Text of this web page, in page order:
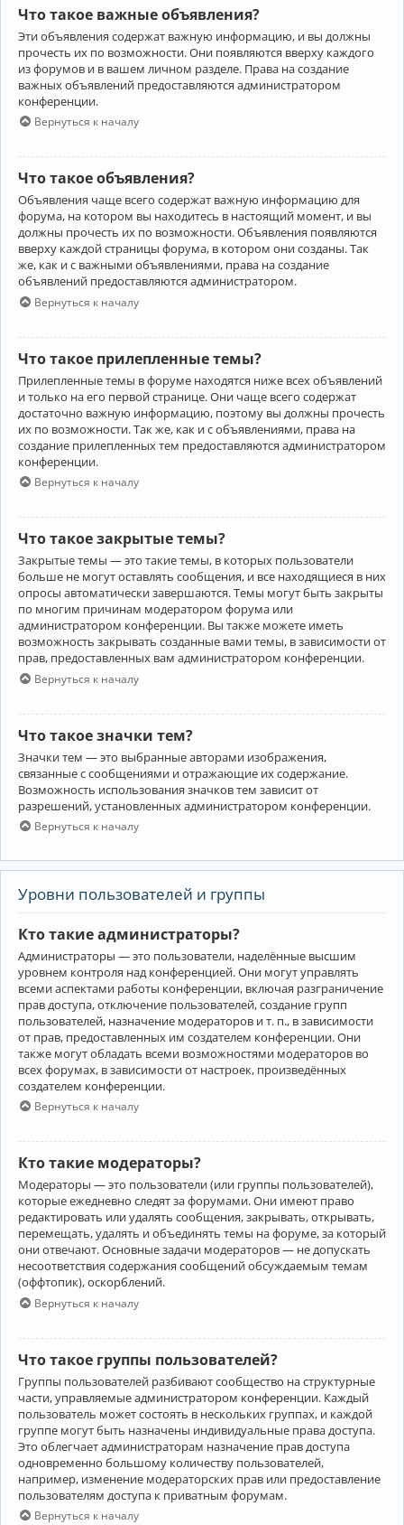
Что такое важные объявления?
Эти объявления содержат важную информацию, и вы должны
прочесть их по возможности. Они появляются вверху каждого
из форумов и в вашем личном разделе. Права на создание
важных объявлений предоставляются администратором
конференции.
Вернуться к началу
Что такое объявления?
Объявления чаще всего содержат важную информацию для
форума, на котором вы находитесь в настоящий момент, и вы
должны прочесть их по возможности. Объявления появляются
вверху каждой страницы форума, в котором они созданы. Так
же, как и с важными объявлениями, права на создание
объявлений предоставляются администратором.
Вернуться к началу
Что такое прилепленные темы?
Прилепленные темы в форуме находятся ниже всех объявлений
и только на его первой странице. Они чаще всего содержат
достаточно важную информацию, поэтому вы должны прочесть
их по возможности. Так же, как и с объявлениями, права на
создание прилепленных тем предоставляются администратором
конференции.
Вернуться к началу
Что такое закрытые темы?
Закрытые темы — это такие темы, в которых пользователи
больше не могут оставлять сообщения, и все находящиеся в них
опросы автоматически завершаются. Темы могут быть закрыты
по многим причинам модератором форума или
администратором конференции. Вы также можете иметь
возможность закрывать созданные вами темы, в зависимости от
прав, предоставленных вам администратором конференции.
Вернуться к началу
Что такое значки тем?
Значки тем — это выбранные авторами изображения,
связанные с сообщениями и отражающие их содержание.
Возможность использования значков тем зависит от
разрешений, установленных администратором конференции.
Вернуться к началу
Уровни пользователей и группы
Кто такие администраторы?
Администраторы — это пользователи, наделённые высшим
уровнем контроля над конференцией. Они могут управлять
всеми аспектами работы конференции, включая разграничение
прав доступа, отключение пользователей, создание групп
пользователей, назначение модераторов и т. п., в зависимости
от прав, предоставленных им создателем конференции. Они
также могут обладать всеми возможностями модераторов во
всех форумах, в зависимости от настроек, произведённых
создателем конференции.
Вернуться к началу
Кто такие модераторы?
Модераторы — это пользователи (или группы пользователей),
которые ежедневно следят за форумами. Они имеют право
редактировать или удалять сообщения, закрывать, открывать,
перемещать, удалять и объединять темы на форуме, за который
они отвечают. Основные задачи модераторов — не допускать
несоответствия содержания сообщений обсуждаемым темам
(оффтопик), оскорблений.
Вернуться к началу
Что такое группы пользователей?
Группы пользователей разбивают сообщество на структурные
части, управляемые администратором конференции. Каждый
пользователь может состоять в нескольких группах, и каждой
группе могут быть назначены индивидуальные права доступа.
Это облегчает администраторам назначение прав доступа
одновременно большому количеству пользователей,
например, изменение модераторских прав или предоставление
пользователям доступа к приватным форумам.
Вернуться к началу